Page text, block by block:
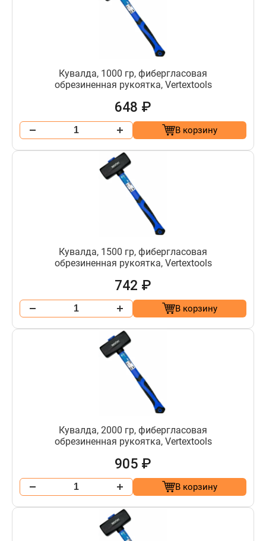
Кувалда, 1000 гр, фибергласовая
обрезиненная рукоятка, Vertextools
648 ₽
В корзину
Кувалда, 1500 гр, фибергласовая
обрезиненная рукоятка, Vertextools
742 ₽
В корзину
Кувалда, 2000 гр, фибергласовая
обрезиненная рукоятка, Vertextools
905 ₽
В корзину